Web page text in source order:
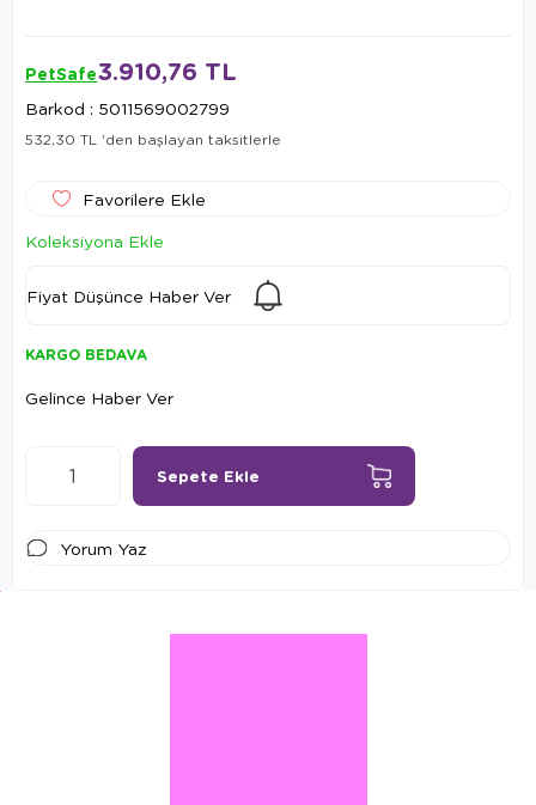
PetSafe3.910,76 TL
Barkod : 5011569002799
532,30 TL 'den başlayan taksitlerle
Favorilere Ekle
Koleksiyona Ekle
Fiyat Düşünce Haber Ver
KARGO BEDAVA
Gelince Haber Ver
Yorum Yaz